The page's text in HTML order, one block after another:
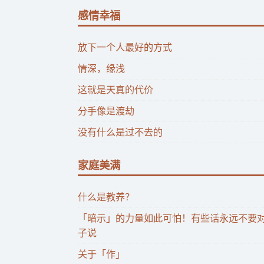
感情幸福
放下一个人最好的方式
情深，缘浅
这就是天真的代价
分手像是渡劫
没有什么是过不去的
家庭美满
什么是教养？
「暗示」的力量如此可怕！有些话永远不要
子说
关于「作」